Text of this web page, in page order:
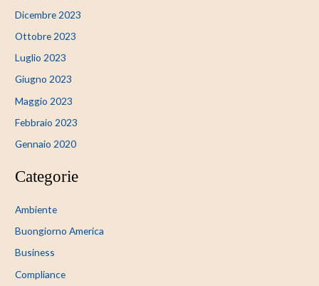
Dicembre 2023
Ottobre 2023
Luglio 2023
Giugno 2023
Maggio 2023
Febbraio 2023
Gennaio 2020
Categorie
Ambiente
Buongiorno America
Business
Compliance